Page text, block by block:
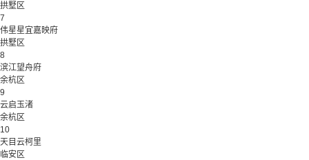
拱墅区
7
伟星星宜嘉映府
拱墅区
8
滨江望舟府
余杭区
9
云启玉渚
余杭区
10
天目云柯里
临安区